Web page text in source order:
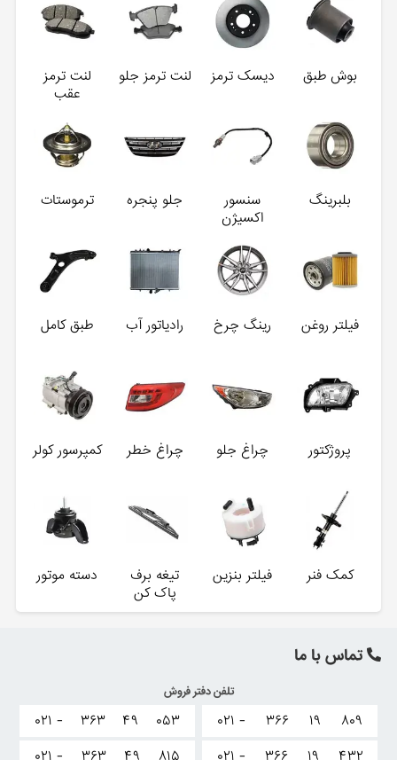
بوش طبق دیسک ترمز لنت ترمز جلو
لنت ترمز
عقب
بلبرینگ
سنسور
اکسیژن
جلو پنجره ترموستات
فیلتر روغن رینگ چرخ رادیاتور آب طبق کامل
پروژکتور چراغ جلو چراغ خطر کمپرسور کولر
کمک فنر فیلتر بنزین
تیغه برف
پاک کن
دسته موتور
تماس با ما
تلفن دفتر فروش
۰۲۱ - ۳۶۶ ۱۹
۸۰۹
۰۲۱ - ۳۶۳ ۴۹
۰۵۳